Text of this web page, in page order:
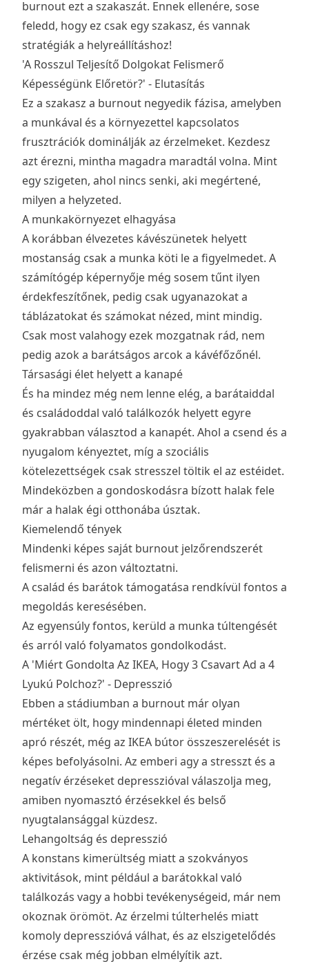
burnout ezt a szakaszát. Ennek ellenére, sose
feledd, hogy ez csak egy szakasz, és vannak
stratégiák a helyreállításhoz!
'A Rosszul Teljesítő Dolgokat Felismerő
Képességünk Előretör?' - Elutasítás
Ez a szakasz a burnout negyedik fázisa, amelyben
a munkával és a környezettel kapcsolatos
frusztrációk dominálják az érzelmeket. Kezdesz
azt érezni, mintha magadra maradtál volna. Mint
egy szigeten, ahol nincs senki, aki megértené,
milyen a helyzeted.
A munkakörnyezet elhagyása
A korábban élvezetes kávészünetek helyett
mostanság csak a munka köti le a figyelmedet. A
számítógép képernyője még sosem tűnt ilyen
érdekfeszítőnek, pedig csak ugyanazokat a
táblázatokat és számokat nézed, mint mindig.
Csak most valahogy ezek mozgatnak rád, nem
pedig azok a barátságos arcok a kávéfőzőnél.
Társasági élet helyett a kanapé
És ha mindez még nem lenne elég, a barátaiddal
és családoddal való találkozók helyett egyre
gyakrabban választod a kanapét. Ahol a csend és a
nyugalom kényeztet, míg a szociális
kötelezettségek csak stresszel töltik el az estéidet.
Mindeközben a gondoskodásra bízott halak fele
már a halak égi otthonába úsztak.
Kiemelendő tények
Mindenki képes saját burnout jelzőrendszerét
felismerni és azon változtatni.
A család és barátok támogatása rendkívül fontos a
megoldás keresésében.
Az egyensúly fontos, kerüld a munka túltengését
és arról való folyamatos gondolkodást.
A 'Miért Gondolta Az IKEA, Hogy 3 Csavart Ad a 4
Lyukú Polchoz?' - Depresszió
Ebben a stádiumban a burnout már olyan
mértéket ölt, hogy mindennapi életed minden
apró részét, még az IKEA bútor összeszerelését is
képes befolyásolni. Az emberi agy a stresszt és a
negatív érzéseket depresszióval válaszolja meg,
amiben nyomasztó érzésekkel és belső
nyugtalansággal küzdesz.
Lehangoltság és depresszió
A konstans kimerültség miatt a szokványos
aktivitások, mint például a barátokkal való
találkozás vagy a hobbi tevékenységeid, már nem
okoznak örömöt. Az érzelmi túlterhelés miatt
komoly depresszióvá válhat, és az elszigetelődés
érzése csak még jobban elmélyítik azt.